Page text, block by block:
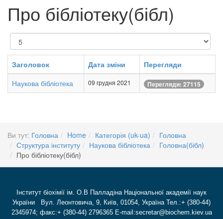
Про бібліотеку(бібл)
Показувати
Заголовок Дата зміни
Перегляди
Наукова бібліотека
09 грудня 2021 Перегляди: 27115
Ви тут: Головна Home Категорія (uk-ua)
Головна
Структура інституту
Наукова бібліотека
Головна(бібл)
Про бібліотеку(бібл)
Інститут біохімії ім. О.В Палладіна Національної академії наук
України Вул. Леонтовича, 9, Київ, 01054, Україна Тел.:+ (380-44)
2345974; факс:+ (380-44) 2796365 E-mail:secretar@biochem.kiev.ua